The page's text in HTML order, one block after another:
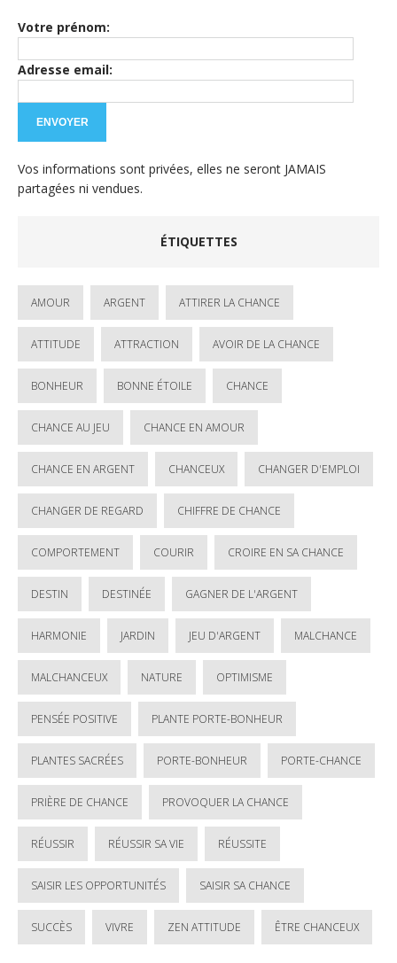
Votre prénom:
Adresse email:
Vos informations sont privées, elles ne seront JAMAIS
partagées ni vendues.
ÉTIQUETTES
AMOUR ARGENT ATTIRER LA CHANCE
ATTITUDE ATTRACTION AVOIR DE LA CHANCE
BONHEUR BONNE ÉTOILE CHANCE
CHANCE AU JEU CHANCE EN AMOUR
CHANCE EN ARGENT CHANCEUX CHANGER D'EMPLOI
CHANGER DE REGARD CHIFFRE DE CHANCE
COMPORTEMENT COURIR CROIRE EN SA CHANCE
DESTIN DESTINÉE GAGNER DE L'ARGENT
HARMONIE JARDIN JEU D'ARGENT MALCHANCE
MALCHANCEUX NATURE OPTIMISME
PENSÉE POSITIVE PLANTE PORTE-BONHEUR
PLANTES SACRÉES PORTE-BONHEUR PORTE-CHANCE
PRIÈRE DE CHANCE PROVOQUER LA CHANCE
RÉUSSIR RÉUSSIR SA VIE RÉUSSITE
SAISIR LES OPPORTUNITÉS SAISIR SA CHANCE
SUCCÈS VIVRE ZEN ATTITUDE ÊTRE CHANCEUX